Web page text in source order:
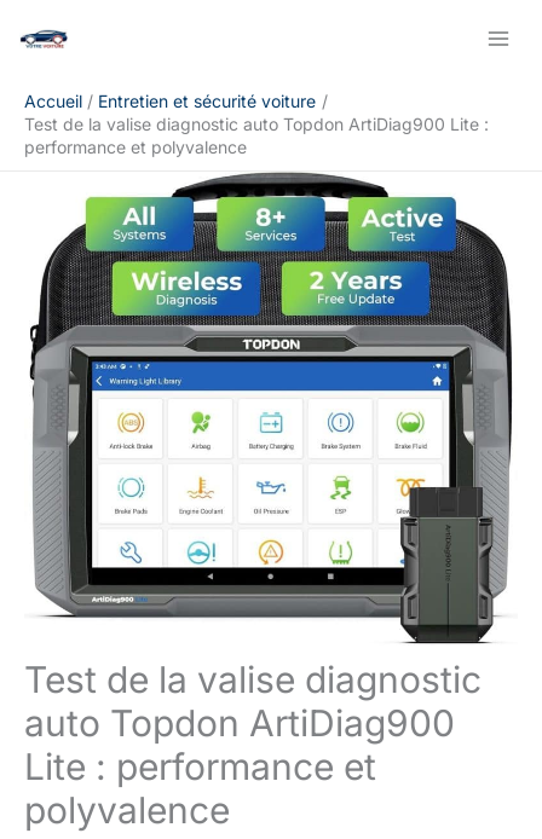
Accueil
Entretien et sécurité voiture
Test de la valise diagnostic auto Topdon ArtiDiag900 Lite :
performance et polyvalence
Test de la valise diagnostic
auto Topdon ArtiDiag900
Lite : performance et
polyvalence